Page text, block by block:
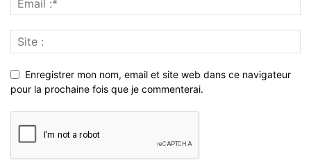
Enregistrer mon nom, email et site web dans ce navigateur
pour la prochaine fois que je commenterai.